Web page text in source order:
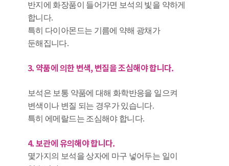
반지에 화장품이 들어가면 보석의 빛을 약하게
합니다.
특히 다이아몬드는 기름에 약해 광채가
둔해집니다.
3. 약품에 의한 변색, 변질을 조심해야 합니다.
보석은 보통 약품에 대해 화학반응을 일으켜
변색이나 변질 되는 경우가 있습니다.
특히 에메랄드는 조심해야 합니다.
4. 보관에 유의해야 합니다.
몇가지의 보석을 상자에 마구 넣어두는 일이